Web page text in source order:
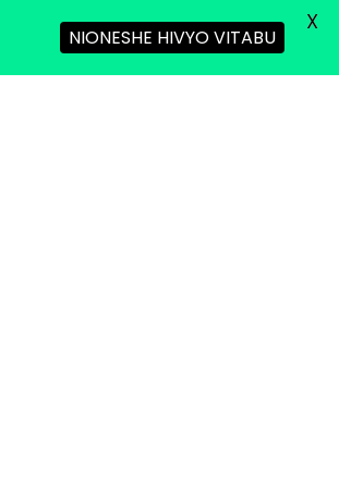
NIONESHE HIVYO VITABU
X